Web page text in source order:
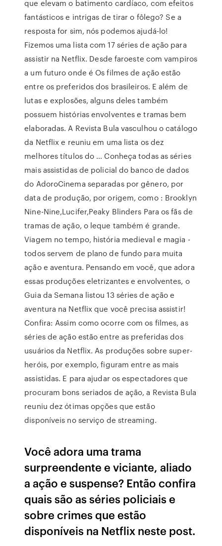
que elevam o batimento cardíaco, com efeitos
fantásticos e intrigas de tirar o fôlego? Se a
resposta for sim, nós podemos ajudá-lo!
Fizemos uma lista com 17 séries de ação para
assistir na Netflix. Desde faroeste com vampiros
a um futuro onde é Os filmes de ação estão
entre os preferidos dos brasileiros. E além de
lutas e explosões, alguns deles também
possuem histórias envolventes e tramas bem
elaboradas. A Revista Bula vasculhou o catálogo
da Netflix e reuniu em uma lista os dez
melhores títulos do … Conheça todas as séries
mais assistidas de policial do banco de dados
do AdoroCinema separadas por gênero, por
data de produção, por origem, como : Brooklyn
Nine-Nine,Lucifer,Peaky Blinders Para os fãs de
tramas de ação, o leque também é grande.
Viagem no tempo, história medieval e magia -
todos servem de plano de fundo para muita
ação e aventura. Pensando em você, que adora
essas produções eletrizantes e envolventes, o
Guia da Semana listou 13 séries de ação e
aventura na Netflix que você precisa assistir!
Confira: Assim como ocorre com os filmes, as
séries de ação estão entre as preferidas dos
usuários da Netflix. As produções sobre super-
heróis, por exemplo, figuram entre as mais
assistidas. E para ajudar os espectadores que
procuram bons seriados de ação, a Revista Bula
reuniu dez ótimas opções que estão
disponíveis no serviço de streaming.
Você adora uma trama
surpreendente e viciante, aliado
a ação e suspense? Então confira
quais são as séries policiais e
sobre crimes que estão
disponíveis na Netflix neste post.